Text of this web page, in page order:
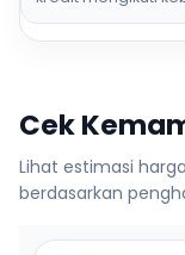
Cek
Lihat estimasi
berdasarkan